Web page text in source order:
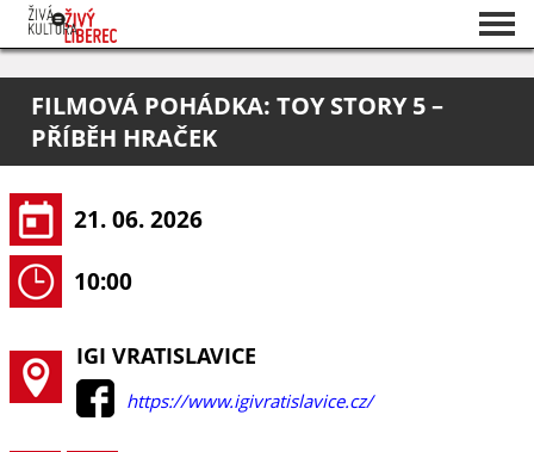
O projektu
Pořadatelé
FILMOVÁ POHÁDKA: TOY STORY 5 –
PŘÍBĚH HRAČEK
21. 06. 2026
10:00
IGI VRATISLAVICE
https://www.igivratislavice.cz/